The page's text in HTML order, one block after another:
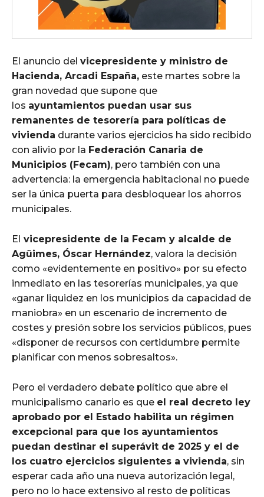
El anuncio del vicepresidente y ministro de
Hacienda, Arcadi España, este martes sobre la
gran novedad que supone que
los ayuntamientos puedan usar sus
remanentes de tesorería para políticas de
vivienda durante varios ejercicios ha sido recibido
con alivio por la Federación Canaria de
Municipios (Fecam), pero también con una
advertencia: la emergencia habitacional no puede
ser la única puerta para desbloquear los ahorros
municipales.
El vicepresidente de la Fecam y alcalde de
Agüimes, Óscar Hernández, valora la decisión
como «evidentemente en positivo» por su efecto
inmediato en las tesorerías municipales, ya que
«ganar liquidez en los municipios da capacidad de
maniobra» en un escenario de incremento de
costes y presión sobre los servicios públicos, pues
«disponer de recursos con certidumbre permite
planificar con menos sobresaltos».
Pero el verdadero debate político que abre el
municipalismo canario es que el real decreto ley
aprobado por el Estado habilita un régimen
excepcional para que los ayuntamientos
puedan destinar el superávit de 2025 y el de
los cuatro ejercicios siguientes a vivienda, sin
esperar cada año una nueva autorización legal,
pero no lo hace extensivo al resto de políticas